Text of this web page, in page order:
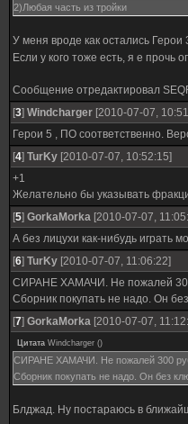
2)Любая часть из тройки
У меня вроде как остались
Если у кого тоже есть, я е прочь
Сообщение отредактировал
[3] Windcharger [2010-07-07,
Герои 5 , ПО соответственно.
[4] TurKy [2010-07-07, 10:52:15]
+1
Желательно бы указывать
[5] GorkaMorka [2010-07-07,
А без лицухи как-нибудь играть
[6] TurKy [2010-07-07, 11:06:22]
СИРАНЕ ХАМАЧИ. Не пожалей
Сборник покупать не надо. Он
[7] GorkaMorka [2010-07-07,
Цитата Windcharger ()
СИРАНЕ ХАМАЧИ. Не пожалей 300
Сборник покупать не надо. Он без
Блджад. Ну постараюсь в